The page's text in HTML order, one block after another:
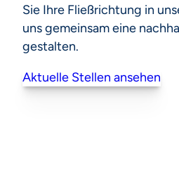
Sie Ihre Fließrichtung in
uns gemeinsam eine
gestalten.
Aktuelle Stellen ansehen